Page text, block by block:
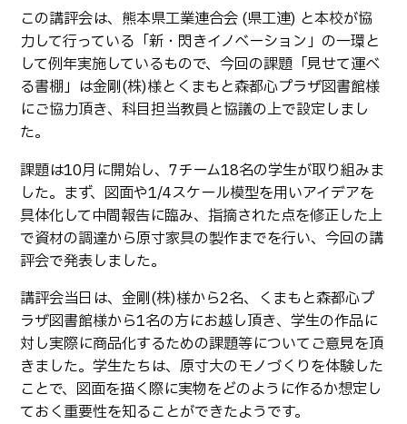
この講評会は、熊本県工業連合会 (県工連) と本校が協
力して行っている「新・閃きイノベーション」の一環と
して例年実施しているもので、今回の課題「見せて運べ
る書棚」は金剛(株)様とくまもと森都心プラザ図書館様
にご協力頂き、科目担当教員と協議の上で設定しまし
た。
課題は10月に開始し、7チーム18名の学生が取り組みま
した。まず、図面や1/4スケール模型を用いアイデアを
具体化して中間報告に臨み、指摘された点を修正した上
で資材の調達から原寸家具の製作までを行い、今回の講
評会で発表しました。
講評会当日は、金剛(株)様から2名、くまもと森都心プ
ラザ図書館様から1名の方にお越し頂き、学生の作品に
対し実際に商品化するための課題等についてご意見を頂
きました。学生たちは、原寸大のモノづくりを体験した
ことで、図面を描く際に実物をどのように作るか想定し
ておく重要性を知ることができたようです。
専攻科
電子情報システム工学専攻
生産システム工学専攻
入学料および授業料
受験生向け 熊本高専 Q&A
熊本高専が運用するWebサイト・SNS・動画チャネ
ル等
教員紹介
学生生活
パンフレット・紹介動画
産学官連携・地域連携
国際交流
受賞等
活動報告
ご寄付・ネーミングライ
キャリア関係
情報セキュリティ
図書館
アントレプレナーシップ
公開情報
その他
在校生・保護者の方へ
卒業生の方へ
教職員向け